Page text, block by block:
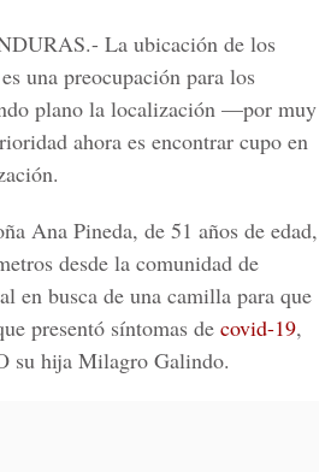
La ubicación de los
una preocupación para los
plano la localización —por muy
ahora es encontrar cupo en
Ana Pineda, de 51 años de edad,
desde la comunidad de
en busca de una camilla para que
presentó síntomas de covid-19,
su hija Milagro Galindo.